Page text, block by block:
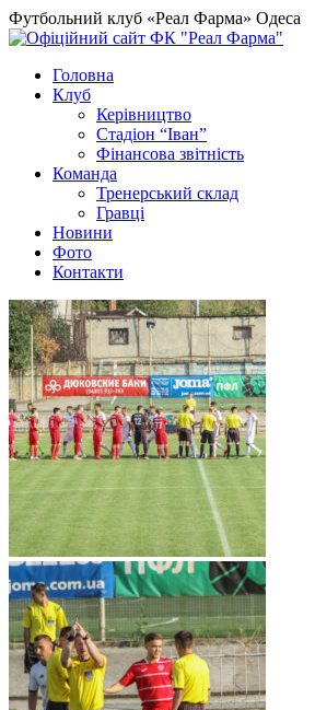
Футбольний клуб «Реал Фарма» Одеса
Головна
Клуб
Керівництво
Стадіон “Іван”
Фінансова звітність
Команда
Тренерський склад
Гравці
Новини
Фото
Контакти